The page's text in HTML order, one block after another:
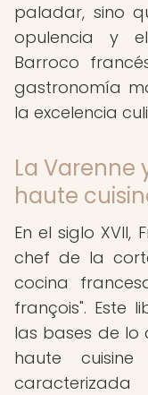
paladar, sino
opulencia y
Barroco
gastronomía
la excelencia
La Varenne
haute
En el siglo XVII,
chef de la
cocina
françois". Este
las bases de lo
haute